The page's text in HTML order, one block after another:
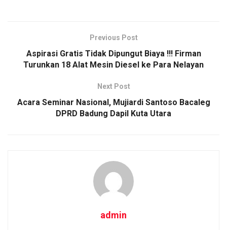
o
o
s
A
p
Li
n
k
e
Previous Post
Aspirasi Gratis Tidak Dipungut Biaya !!! Firman
Turunkan 18 Alat Mesin Diesel ke Para Nelayan
Next Post
Acara Seminar Nasional, Mujiardi Santoso Bacaleg
DPRD Badung Dapil Kuta Utara
admin